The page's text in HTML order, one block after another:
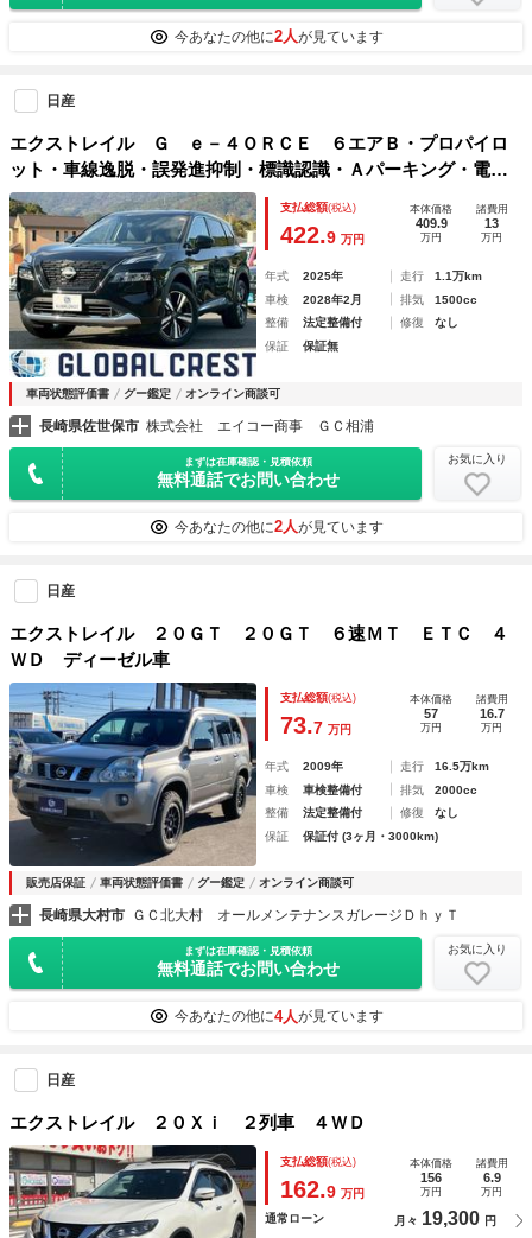
今あなたの他に2人が見ています
日産
エクストレイル Ｇ ｅ－４ＯＲＣＥ ６エアＢ・プロパイロ
ット・車線逸脱・誤発進抑制・標識認識・Ａパーキング・電子
Ｐ／Ａホールド・デジタルＭ・置くだけ充電・ＨＵＤ
支払総額(税込)
422.9 万円
本体価格
409.9
万円
諸費用
13
万円
年式 2025年 走行
1.1万km
車検
2028年2月 排気
1500cc
整備
法定整備付 修復
なし
保証
保証無
車両状態評価書 グー鑑定 オンライン商談可
長崎県佐世保市 株式会社 エイコー商事 ＧＣ相浦
まずは在庫確認・見積依頼
無料通話でお問い合わせ
お気に入り
今あなたの他に2人が見ています
日産
エクストレイル ２０ＧＴ ２０ＧＴ ６速ＭＴ ＥＴＣ ４
ＷＤ ディーゼル車
支払総額(税込)
73.7 万円
本体価格
57
万円
諸費用
16.7
万円
年式 2009年 走行
16.5万km
車検
車検整備付 排気
2000cc
整備
法定整備付 修復
なし
保証
保証付 (3ヶ月・3000km)
販売店保証 車両状態評価書 グー鑑定 オンライン商談可
長崎県大村市 ＧＣ北大村 オールメンテナンスガレージＤｈｙＴ
まずは在庫確認・見積依頼
無料通話でお問い合わせ
お気に入り
今あなたの他に4人が見ています
日産
エクストレイル ２０Ｘｉ ２列車 ４ＷＤ
支払総額(税込)
162.9 万円
本体価格
156
万円
諸費用
6.9
万円
通常ローン 月々 19,300 円